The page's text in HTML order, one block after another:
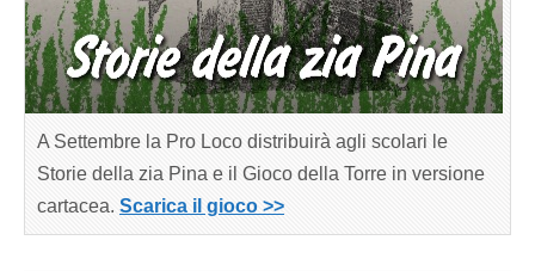
A Settembre la Pro Loco distribuirà agli scolari le
Storie della zia Pina e il Gioco della Torre in versione
cartacea. Scarica il gioco >>